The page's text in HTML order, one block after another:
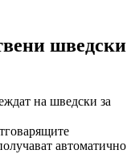
шведски
на шведски за
автоматично